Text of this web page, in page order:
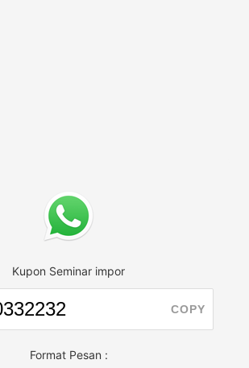
Kupon Seminar impor
COPY
Format Pesan :